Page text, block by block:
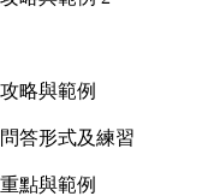
略與範例
答形式及練習
點與範例